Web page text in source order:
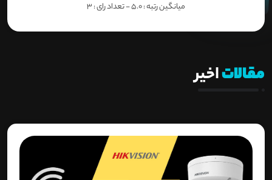
میانگین رتبه :5.0- تعداد رای :3
مقالاتاخیر